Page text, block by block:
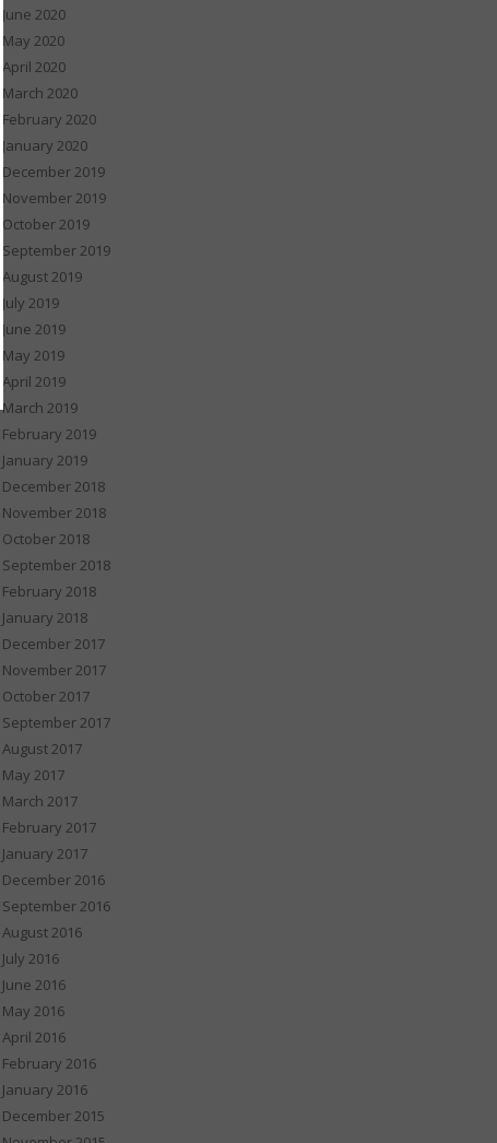
June 2020
May 2020
April 2020
March 2020
February 2020
January 2020
December 2019
November 2019
October 2019
September 2019
August 2019
July 2019
June 2019
May 2019
April 2019
March 2019
February 2019
January 2019
December 2018
November 2018
October 2018
September 2018
February 2018
January 2018
December 2017
November 2017
October 2017
September 2017
August 2017
May 2017
March 2017
February 2017
January 2017
December 2016
September 2016
August 2016
July 2016
June 2016
May 2016
April 2016
February 2016
January 2016
December 2015